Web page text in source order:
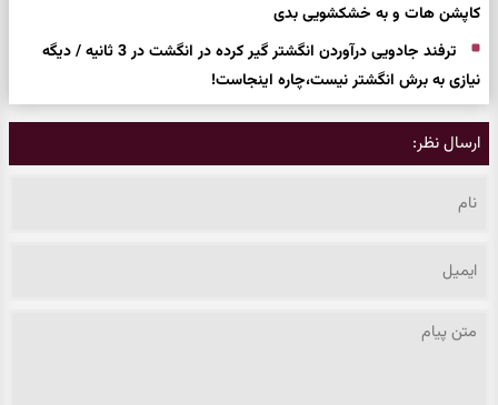
کاپشن هات و به خشکشویی بدی
ترفند جادویی درآوردن انگشتر گیر کرده در انگشت در 3 ثانیه / دیگه
نیازی به برش انگشتر نیست،چاره اینجاست!
ارسال نظر: